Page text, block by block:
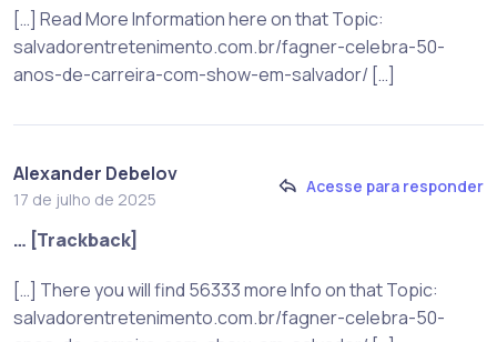
[…] Read More Information here on that Topic:
salvadorentretenimento.com.br/fagner-celebra-50-
anos-de-carreira-com-show-em-salvador/ […]
Alexander Debelov
17 de julho de 2025
Acesse para responder
… [Trackback]
[…] There you will find 56333 more Info on that Topic:
salvadorentretenimento.com.br/fagner-celebra-50-